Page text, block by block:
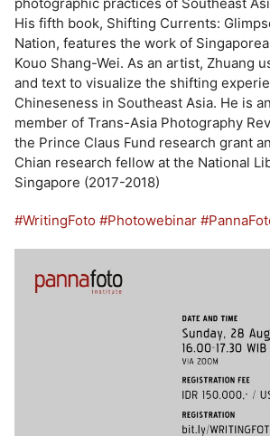
His fifth book, Shifting Currents:
Nation, features the work of
Kouo Shang-Wei. As an artist, Zhuang
and text to visualize the shifting
Chineseness in Southeast Asia. He is
member of Trans-Asia Photography
the Prince Claus Fund research grant
Chian research fellow at the National
Singapore (2017-2018)
#WritingFoto #Photowebinar